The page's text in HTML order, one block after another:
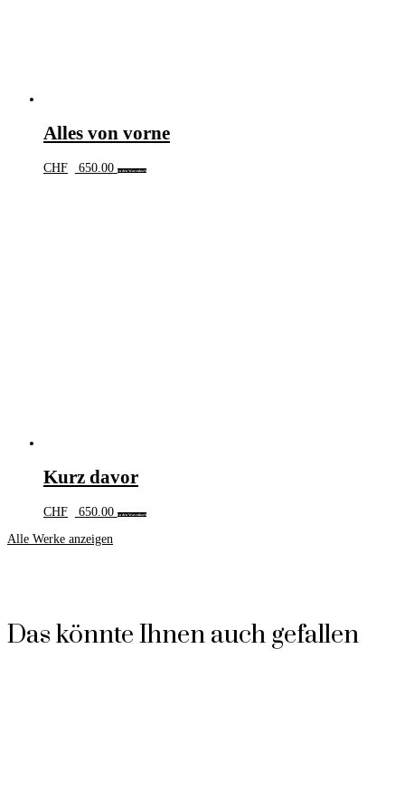
Alles von vorne
CHF 650.00 In den Warenkorb
Kurz davor
CHF 650.00 In den Warenkorb
Alle Werke anzeigen
Das könnte Ihnen auch gefallen